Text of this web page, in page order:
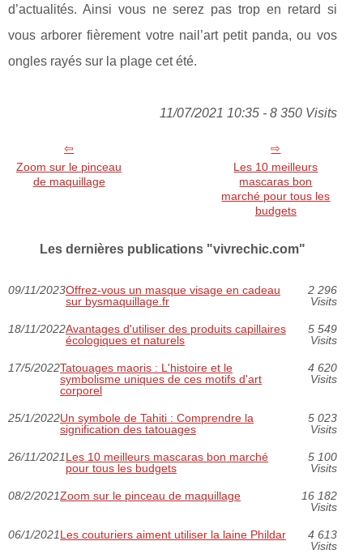
d’actualités. Ainsi vous ne serez pas trop en retard si
vous arborer fièrement votre nail’art petit panda, ou vos
ongles rayés sur la plage cet été.
11/07/2021 10:35 - 8 350 Visits
Zoom sur le pinceau
de maquillage
Les 10 meilleurs
mascaras bon
marché pour tous les
budgets
Les dernières publications "vivrechic.com"
09/11/2023Offrez-vous un masque visage en cadeau
sur bysmaquillage.fr
2 296
Visits
18/11/2022Avantages d'utiliser des produits capillaires
écologiques et naturels
5 549
Visits
17/5/2022Tatouages maoris : L'histoire et le
symbolisme uniques de ces motifs d'art
corporel
4 620
Visits
25/1/2022Un symbole de Tahiti : Comprendre la
signification des tatouages
5 023
Visits
26/11/2021Les 10 meilleurs mascaras bon marché
pour tous les budgets
5 100
Visits
08/2/2021Zoom sur le pinceau de maquillage
16 182
Visits
06/1/2021Les couturiers aiment utiliser la laine Phildar
4 613
Visits